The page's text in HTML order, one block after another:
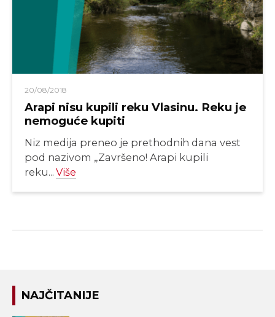
PRIJAVI LAŽNU VEST!
20/08/2018
Arapi nisu kupili reku Vlasinu. Reku je
nemoguće kupiti
Niz medija preneo je prethodnih dana vest
pod nazivom „Završeno! Arapi kupili
reku... Više
NAJČITANIJE